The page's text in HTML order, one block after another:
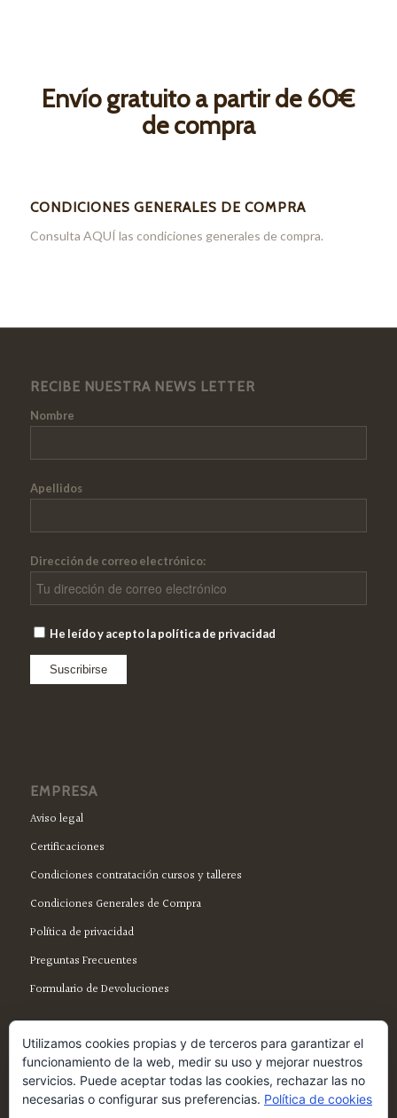
Envío gratuito a partir de 60€
de compra
CONDICIONES GENERALES DE COMPRA
Consulta AQUÍlas condiciones generales de compra.
RECIBE NUESTRA NEWS LETTER
Nombre
Apellidos
Dirección de correo electrónico:
He leído y acepto la política de privacidad
EMPRESA
Aviso legal
Certificaciones
Condiciones contratación cursos y talleres
Condiciones Generales de Compra
Política de privacidad
Preguntas Frecuentes
Formulario de Devoluciones
SÍGUENOS EN FACEBOOK
Utilizamos cookies propias y de terceros para garantizar el
funcionamiento de la web, medir su uso y mejorar nuestros
servicios. Puede aceptar todas las cookies, rechazar las no
necesarias o configurar sus preferencias. Política de cookies